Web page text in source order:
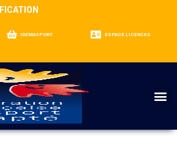
IDEMASPORT ESPACE LICENCES